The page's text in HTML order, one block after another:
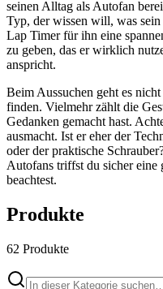
seinen Alltag als Autofan
Typ, der wissen will, was
Lap Timer für ihn eine
zu geben, das er wirklich
anspricht.
Beim Aussuchen geht es
finden. Vielmehr zählt die
Gedanken gemacht hast.
ausmacht. Ist er eher der
oder der praktische
Autofans triffst du sicher eine
beachtest.
Produkte
62 Produkte